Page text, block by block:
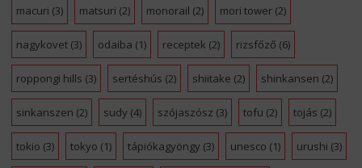
macuri (3) matsuri (2) monorail (2) mori tower(2)
nagykovet(3) odaiba (1) receptek (2) rizsfőző (6)
roppongi hills (3) sertéshús (2) shiitake (2) shinkansen (2)
sinkanszen (2) sudy (4) szójaszósz (3) tofu (2) tojás (2)
tokio (3) tokyo (1) tápiókagyöngy (3) unesco (1) urushi (3)